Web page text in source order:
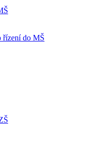
řízení do MŠ